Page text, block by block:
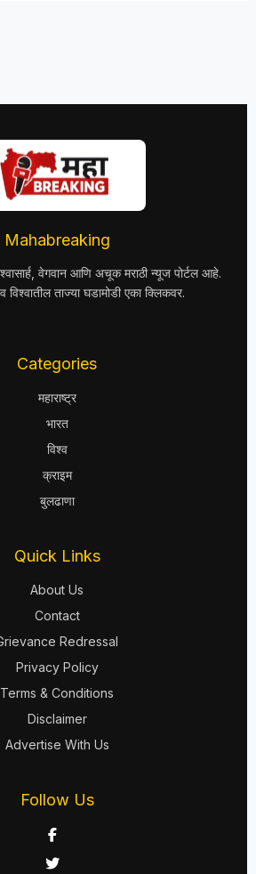
Mahabreaking
वेगवान आणि अचूक मराठी न्यूज पोर्टल आहे.
विश्वातील ताज्या घडामोडी एका क्लिकवर.
Categories
महाराष्ट्र
भारत
विश्व
क्राइम
बुलढाणा
Quick Links
About Us
Contact
Redressal
Privacy Policy
Terms & Conditions
Disclaimer
Advertise With Us
Follow Us